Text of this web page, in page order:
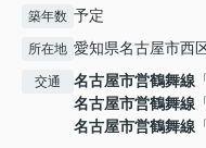
築年数 予定
所在地 愛知県名古屋市西
交通 名古屋市営鶴舞線
名古屋市営鶴舞線
名古屋市営鶴舞線